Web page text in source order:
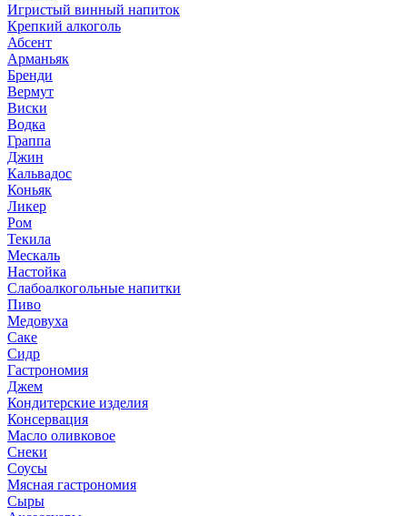
Игристый винный напиток
Крепкий алкоголь
Абсент
Арманьяк
Бренди
Вермут
Виски
Водка
Граппа
Джин
Кальвадос
Коньяк
Ликер
Ром
Текила
Мескаль
Настойка
Слабоалкогольные напитки
Пиво
Медовуха
Саке
Сидр
Гастрономия
Джем
Кондитерские изделия
Консервация
Масло оливковое
Снеки
Соусы
Мясная гастрономия
Сыры